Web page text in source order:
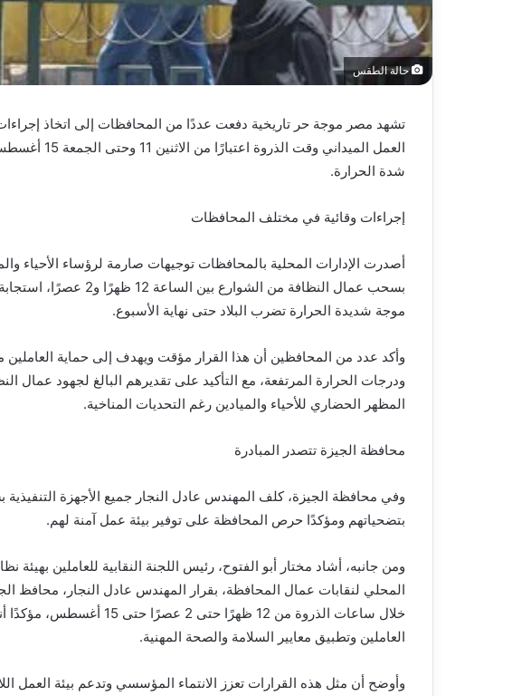
حالة الطقس
تشهد مصر موجة حر تاريخية دفعت عددًا من المحافظات إلى اتخاذ
شدة الحرارة.
إجراءات وقائية في مختلف المحافظات
أصدرت الإدارات المحلية بالمحافظات توجيهات صارمة لرؤساء الأحياء
بسحب عمال النظافة من
موجة شديدة الحرارة تضرب البلاد حتى نهاية الأسبوع.
وأكد عدد من المحافظين أن هذا القرار مؤقت ويهدف إلى حماية
ودرجات الحرارة المرتفعة، مع التأكيد على تقديرهم البالغ لجهود عمال
المظهر الحضاري للأحياء والميادين رغم التحديات المناخية.
محافظة الجيزة تتصدر المبادرة
وفي محافظة الجيزة، كلف المهندس عادل النجار جميع الأجهزة
بتضحياتهم ومؤكدًا حرص المحافظة على توفير بيئة عمل آمنة لهم.
ومن جانبه، أشاد مختار أبو الفتوح، رئيس اللجنة النقابية للعاملين بهيئة
المحلي لنقابات عمال المحافظة، بقرار المهندس عادل النجار، محافظ
خلال ساعات الذروة من 12
العاملين وتطبيق معايير السلامة والصحة المهنية.
وأوضح أن مثل هذه القرارات تعزز الانتماء المؤسسي وتدعم بيئة العمل